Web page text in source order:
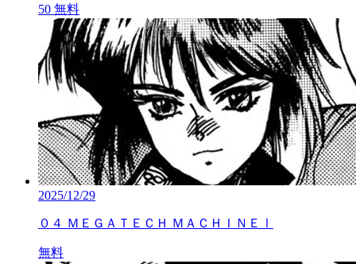
50 無料
2025/12/29
０４ ＭＥＧＡＴＥＣＨ ＭＡＣＨＩＮＥⅠ
無料